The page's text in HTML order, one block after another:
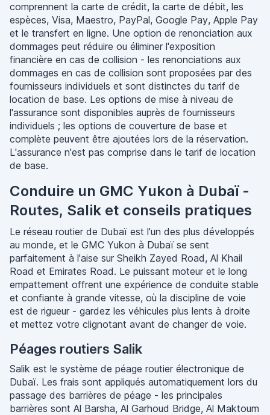
comprennent la carte de crédit, la carte de débit, les
espèces, Visa, Maestro, PayPal, Google Pay, Apple Pay
et le transfert en ligne. Une option de renonciation aux
dommages peut réduire ou éliminer l'exposition
financière en cas de collision - les renonciations aux
dommages en cas de collision sont proposées par des
fournisseurs individuels et sont distinctes du tarif de
location de base. Les options de mise à niveau de
l'assurance sont disponibles auprès de fournisseurs
individuels ; les options de couverture de base et
complète peuvent être ajoutées lors de la réservation.
L'assurance n'est pas comprise dans le tarif de location
de base.
Conduire un GMC Yukon à Dubaï -
Routes, Salik et conseils pratiques
Le réseau routier de Dubaï est l'un des plus développés
au monde, et le GMC Yukon à Dubaï se sent
parfaitement à l'aise sur Sheikh Zayed Road, Al Khail
Road et Emirates Road. Le puissant moteur et le long
empattement offrent une expérience de conduite stable
et confiante à grande vitesse, où la discipline de voie
est de rigueur - gardez les véhicules plus lents à droite
et mettez votre clignotant avant de changer de voie.
Péages routiers Salik
Salik est le système de péage routier électronique de
Dubaï. Les frais sont appliqués automatiquement lors du
passage des barrières de péage - les principales
barrières sont Al Barsha, Al Garhoud Bridge, Al Maktoum